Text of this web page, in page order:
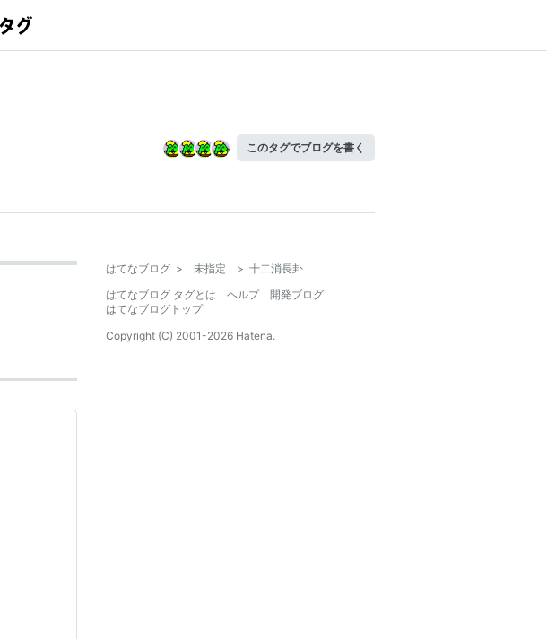
このタグでブログを書く
はてなブログ > 未指定 > 十二消長卦
はてなブログ タグとは
ヘルプ
開発ブログ
はてなブログトップ
Copyright (C) 2001-2026 Hatena.